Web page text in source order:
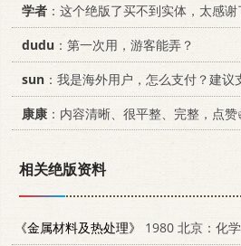
学者 ：这个绝版了买不到实体，太感谢
dudu ：第一次用，游客能弄？
sun ：我是海外用户，怎么支付？建
康康 ：内容清晰、很平整、完整，点
相关绝版资料
《金属材料及热处理》
1980 北京：化学工